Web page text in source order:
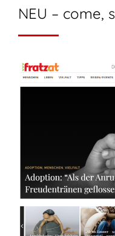
NEU – come,